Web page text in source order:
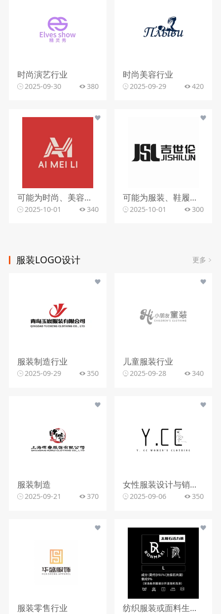
时尚演艺行业
2025-09-30 380
时尚美容行业
2025-09-29 420
可能为时尚、美容等行业
2025-10-01 340
可能为服装、鞋履等时尚行业
2025-10-01 300
服装LOGO设计 更多
服装制造行业
2025-09-29 350
儿童服装行业
2025-09-28 340
服装制造
2025-09-21 370
女性服装设计与销售行业
2025-09-06 350
服装零售行业 纺织服装或面料生产行业